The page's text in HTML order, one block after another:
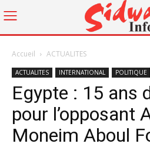
Accueil ACTUALITES
ACTUALITES INTERNATIONAL POLITIQUE
Egypte : 15 ans
pour l’opposant
Moneim Aboul